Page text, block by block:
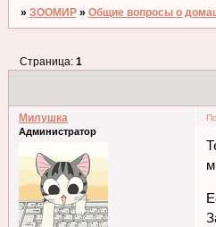
» ЗООМИР » Общие вопросы о
Страница: 1
Милушка
Администратор